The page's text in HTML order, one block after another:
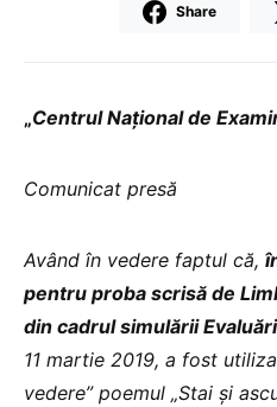
Share
„Centrul Național de
Comunicat presă
Având în vedere faptul că,
pentru proba scrisă de
din cadrul simulării
11 martie 2019, a fost
vedere” poemul „Stai şi